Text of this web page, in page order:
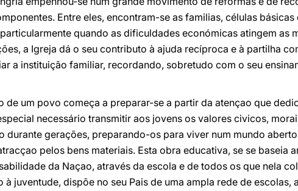
Entre eles, encontram-se as familias, células
quando as dificuldades económicas atingem as
a Igreja dá o seu contributo à ajuda recíproca e à partilha
a instituição familiar, recordando, sobretudo com o seu
de um povo começa a preparar-se a partir da atençao que
necessário transmitir aos jovens os valores civicos,
durante gerações, preparando-os para viver num mundo
pelos bens materiais. Esta obra educativa, se se baseia
da Naçao, através da escola e de todos os que nela
à juventude, dispõe no seu Pais de uma ampla rede de